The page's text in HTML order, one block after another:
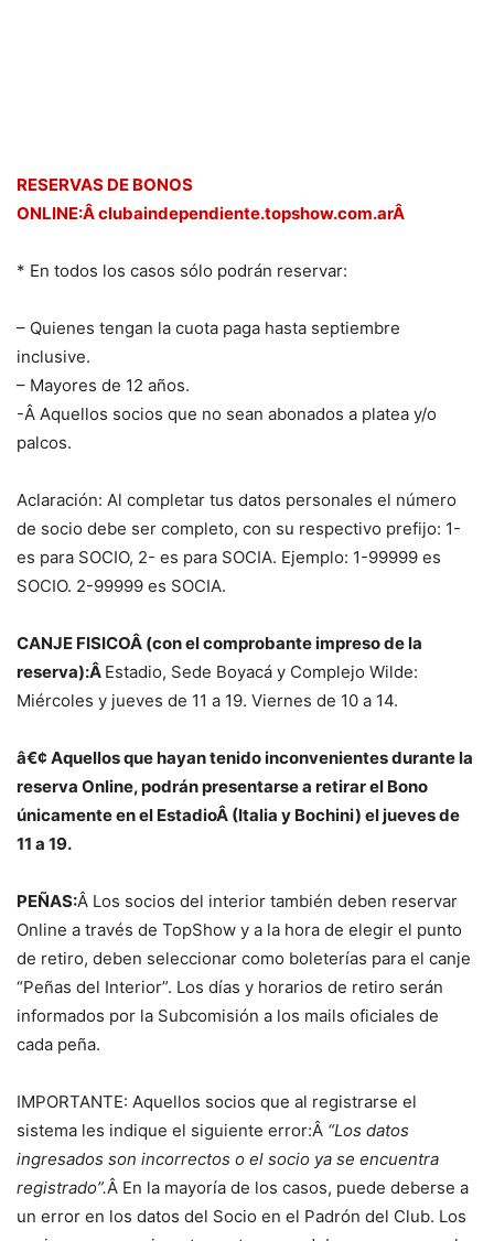
RESERVAS DE BONOS
ONLINE:Â clubaindependiente.topshow.com.arÂ
* En todos los casos sólo podrán reservar:
– Quienes tengan la cuota paga hasta septiembre
inclusive.
– Mayores de 12 años.
-Â Aquellos socios que no sean abonados a platea y/o
palcos.
Aclaración: Al completar tus datos personales el número
de socio debe ser completo, con su respectivo prefijo: 1-
es para SOCIO, 2- es para SOCIA. Ejemplo: 1-99999 es
SOCIO. 2-99999 es SOCIA.
CANJE FISICOÂ (con el comprobante impreso de la
reserva):Â Estadio, Sede Boyacá y Complejo Wilde:
Miércoles y jueves de 11 a 19. Viernes de 10 a 14.
â€¢ Aquellos que hayan tenido inconvenientes durante la
reserva Online, podrán presentarse a retirar el Bono
únicamente en el EstadioÂ (Italia y Bochini) el jueves de
11 a 19.
PEÑAS:Â Los socios del interior también deben reservar
Online a través de TopShow y a la hora de elegir el punto
de retiro, deben seleccionar como boleterías para el canje
“Peñas del Interior”. Los días y horarios de retiro serán
informados por la Subcomisión a los mails oficiales de
cada peña.
IMPORTANTE: Aquellos socios que al registrarse el
sistema les indique el siguiente error:Â “Los datos
ingresados son incorrectos o el socio ya se encuentra
registrado”.Â En la mayoría de los casos, puede deberse a
un error en los datos del Socio en el Padrón del Club. Los